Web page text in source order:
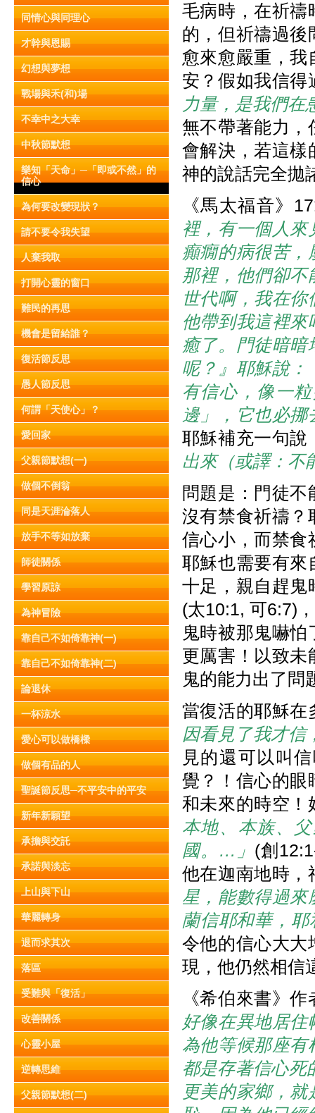
同情心與同理心
才幹與恩賜
幻想與夢想
戰場與禾(和)場
不幸中之大幸
中秋節默想
樂知「天命」─「即或不然」的
信心
為何要改變現狀？
請不要令我失望
人棄我取
打開心靈的窗口
難民的再思
機會是留給誰？
復活節反思
愚人節反思
何謂「天使心」？
愛回家
父親節默想(一)
做個不倒翁
同是天涯淪落人
放手不等如放棄
師徒關係
學習原諒
為神冒險
靠自己不如倚靠神(一)
靠自己不如倚靠神(二)
論退休
一杯涼水
愛心可以做橋樑
做個有品的人
聖誕節反思─不平安中的平安
新年新願望
承擔與交託
承諾與淡忘
上山與下山
華麗轉身
退而求其次
落區
受難與「復活」
改善關係
心靈小屋
逆轉思維
父親節默想(二)
毛病時，在祈禱
的，但祈禱過後
愈來愈嚴重，我
安？假如我信得
力量，是我們在
無不帶著能力，
會解決，若這樣
神的說話完全拋
《馬太福音》
裡，有一個人
癲癇的病很苦
那裡，他們卻
世代啊，我在
他帶到我這裡
癒了。門徒暗
呢？』耶穌說：
有信心，像一
邊」，它也必
耶穌補充一句說
出來（或譯：不
問題是：門徒
沒有禁食祈禱？
信心小，而禁食
耶穌也需要有來
十足，親自趕鬼
(太10:1, 可6:7)
鬼時被那鬼嚇
更厲害！以致未
鬼的能力出了問
當復活的耶穌在
因看見了我才信
見的還可以叫
覺？！信心的眼
和未來的時空！
本地、本族、
國。…」 (創
他在迦南地時，
星，能數得過來
蘭信耶和華，
令他的信心大大
現，他仍然相信
《希伯來書》
好像在異地居
為他等候那座有
都是存著信心
更美的家鄉，